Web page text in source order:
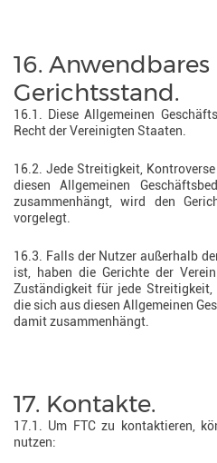
16.
Gerichtsstand.
16.1. Diese Allgemeinen
Recht der Vereinigten Staaten.
16.2. Jede Streitigkeit,
diesen Allgemeinen
zusammenhängt, wird den
vorgelegt.
16.3. Falls der Nutzer außerhalb
ist, haben die Gerichte der
Zuständigkeit für jede Streitigkeit,
die sich aus diesen Allgemeinen
damit zusammenhängt.
17. Kontakte.
17.1. Um FTC zu kontaktieren,
nutzen: